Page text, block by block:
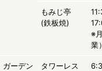
もみじ亭
(鉄板焼)
※
業）
ガーデン
タワーレス